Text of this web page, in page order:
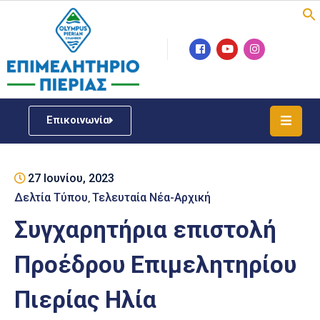
Επικοινωνία
Επιμελητήριο
Νέα
ΓΕΜΗ
Επιχειρηματική
Υποστήριξη
Έκθεση
Παραδοσιακών
27 Ιουνίου, 2023
Δελτία Τύπου Τελευταία Νέα-Αρχική
Συγχαρητήρια επιστολή
Προέδρου Επιμελητηρίου
Πιερίας Ηλία